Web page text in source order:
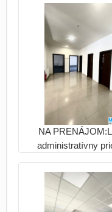
NA
administratívny
náročných